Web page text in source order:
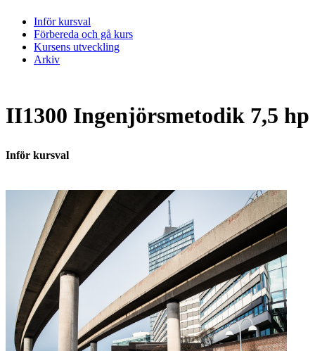
Inför kursval
Förbereda och gå kurs
Kursens utveckling
Arkiv
II1300 Ingenjörsmetodik 7,5 hp
Inför kursval